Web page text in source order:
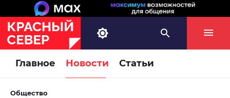
Главное Новости Статьи
Общество